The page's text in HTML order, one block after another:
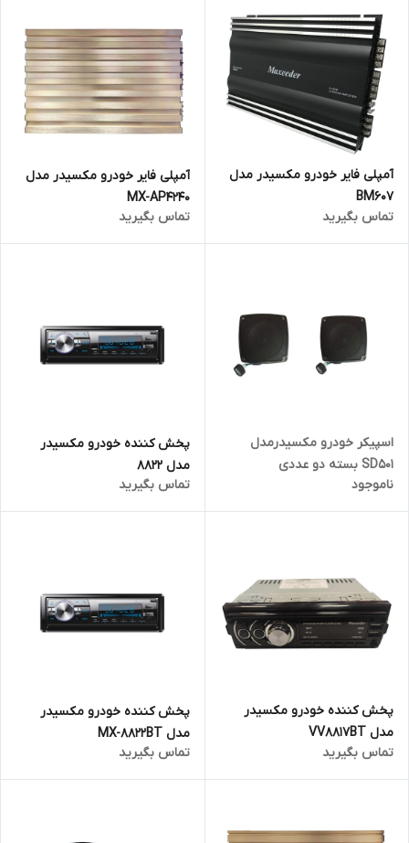
آمپلی فایر خودرو مکسیدر مدل
BM607
تماس بگیرید
آمپلی فایر خودرو مکسیدر مدل
MX-AP4240
تماس بگیرید
اسپیکر خودرو مکسیدرمدل
SD501 بسته دو عددی
ناموجود
پخش کننده خودرو مکسیدر
مدل 8822
تماس بگیرید
پخش کننده خودرو مکسیدر
مدل VV8817BT
تماس بگیرید
پخش کننده خودرو مکسیدر
مدل MX-8822BT
تماس بگیرید